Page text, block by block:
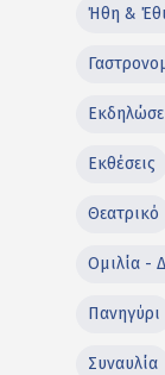
Ήθη &
Εκθέσεις
Θεατρικό
Ομιλία -
Πανηγύρι
Συναυλία